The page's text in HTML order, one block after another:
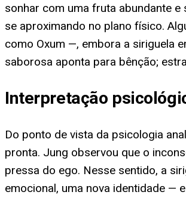
sonhar com uma fruta abundante
se aproximando no plano físico.
como Oxum —, embora a siriguela
saborosa aponta para bênção;
Interpretação
Do ponto de vista da psicologia
pronta. Jung observou que o
pressa do ego. Nesse sentido, a
emocional, uma nova identidade —